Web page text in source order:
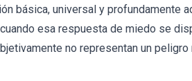
básica, universal y profundamente
esa respuesta de miedo se
no representan un